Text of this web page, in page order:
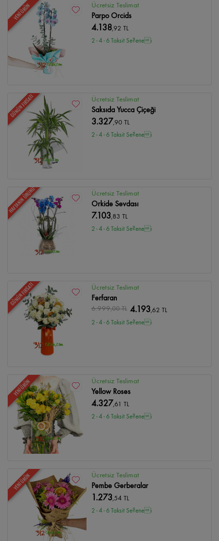
YENİ ÜRÜN Ücretsiz Teslimat
Parpo Orcids
4.138,92 TL
2 - 4 - 6 Taksit Se?enei
GÜNÜN FIRSATI Ücretsiz Teslimat
Saksıda Yucca Çiçeği
3.327,90 TL
2 - 4 - 6 Taksit Se?enei
HAFTANIN ÜRÜNÜ Ücretsiz Teslimat
Orkide Sevdası
7.103,83 TL
2 - 4 - 6 Taksit Se?enei
GÜNÜN FIRSATI Ücretsiz Teslimat
Ferfaran
6.999,00 TL 4.193,62 TL
2 - 4 - 6 Taksit Se?enei
YENİ ÜRÜN Ücretsiz Teslimat
Yellow Roses
4.327,61 TL
2 - 4 - 6 Taksit Se?enei
YENİ ÜRÜN Ücretsiz Teslimat
Pembe Gerberalar
1.273,54 TL
2 - 4 - 6 Taksit Se?enei